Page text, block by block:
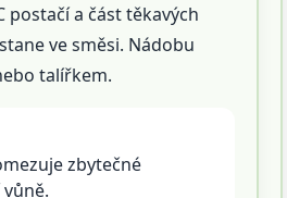
postačí a část těkavých
ve směsi. Nádobu
talířkem.
zbytečné